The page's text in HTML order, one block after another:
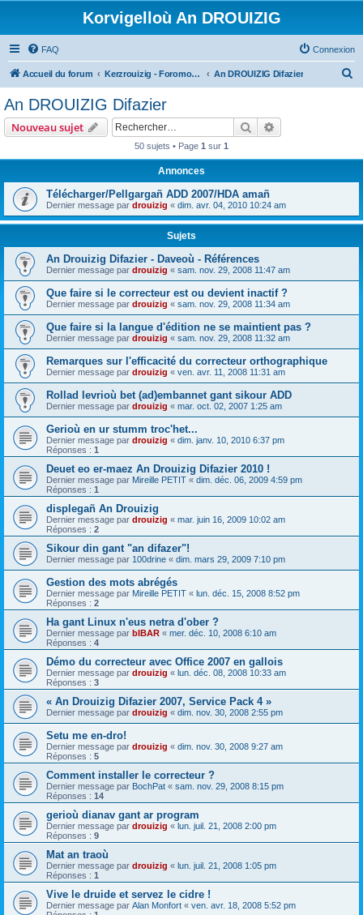
Korvigelloù An DROUIZIG
FAQ Connexion
Accueil du forum Kerzrouizig - Foromoù An Drouizig An DROUIZIG Difazier
e
r
An DROUIZIG Difazier
Nouveau sujet Rechercher
50 sujets • Page 1 sur 1
Annonces
Télécharger/Pellgargañ ADD 2007/HDA amañ
Dernier message par drouizig « dim. avr. 04, 2010 10:24 am
Sujets
An Drouizig Difazier - Daveoù - Références
Dernier message par drouizig « sam. nov. 29, 2008 11:47 am
Que faire si le correcteur est ou devient inactif ?
Dernier message par drouizig « sam. nov. 29, 2008 11:34 am
Que faire si la langue d'édition ne se maintient pas ?
Dernier message par drouizig « sam. nov. 29, 2008 11:32 am
Remarques sur l'efficacité du correcteur orthographique
Dernier message par drouizig « ven. avr. 11, 2008 11:31 am
Rollad levrioù bet (ad)embannet gant sikour ADD
Dernier message par drouizig « mar. oct. 02, 2007 1:25 am
Gerioù en ur stumm troc'het...
Dernier message par drouizig « dim. janv. 10, 2010 6:37 pm
Réponses : 1
Deuet eo er-maez An Drouizig Difazier 2010 !
Dernier message par Mireille PETIT « dim. déc. 06, 2009 4:59 pm
Réponses : 1
displegañ An Drouizig
Dernier message par drouizig « mar. juin 16, 2009 10:02 am
Réponses : 2
Sikour din gant "an difazer"!
Dernier message par 100drine « dim. mars 29, 2009 7:10 pm
Gestion des mots abrégés
Dernier message par Mireille PETIT « lun. déc. 15, 2008 8:52 pm
Réponses : 2
Ha gant Linux n'eus netra d'ober ?
Dernier message par bIBAR « mer. déc. 10, 2008 6:10 am
Réponses : 4
Démo du correcteur avec Office 2007 en gallois
Dernier message par drouizig « lun. déc. 08, 2008 10:33 am
Réponses : 3
« An Drouizig Difazier 2007, Service Pack 4 »
Dernier message par drouizig « dim. nov. 30, 2008 2:55 pm
Setu me en-dro!
Dernier message par drouizig « dim. nov. 30, 2008 9:27 am
Réponses : 5
Comment installer le correcteur ?
Dernier message par BochPat « sam. nov. 29, 2008 8:15 pm
Réponses : 14
gerioù dianav gant ar program
Dernier message par drouizig « lun. juil. 21, 2008 2:00 pm
Réponses : 9
Mat an traoù
Dernier message par drouizig « lun. juil. 21, 2008 1:05 pm
Réponses : 1
Vive le druide et servez le cidre !
Dernier message par Alan Monfort « ven. avr. 18, 2008 5:52 pm